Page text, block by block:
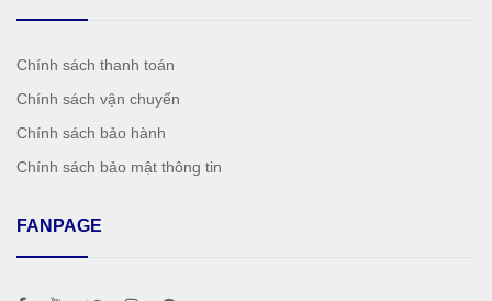
Chính sách thanh toán
Chính sách vận chuyển
Chính sách bảo hành
Chính sách bảo mật thông tin
FANPAGE